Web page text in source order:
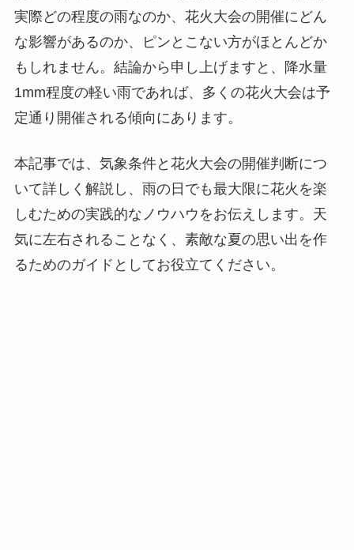
実際どの程度の雨なのか、花火大会の開催にどん
な影響があるのか、ピンとこない方がほとんどか
もしれません。結論から申し上げますと、降水量
1mm程度の軽い雨であれば、多くの花火大会は予
定通り開催される傾向にあります。
本記事では、気象条件と花火大会の開催判断につ
いて詳しく解説し、雨の日でも最大限に花火を楽
しむための実践的なノウハウをお伝えします。天
気に左右されることなく、素敵な夏の思い出を作
るためのガイドとしてお役立てください。